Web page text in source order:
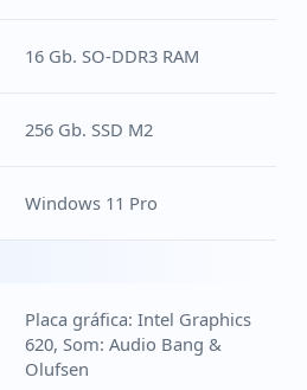
16 Gb. SO-DDR3 RAM
256 Gb. SSD M2
Windows 11 Pro
Placa gráfica: Intel Graphics
620, Som: Audio Bang &
Olufsen